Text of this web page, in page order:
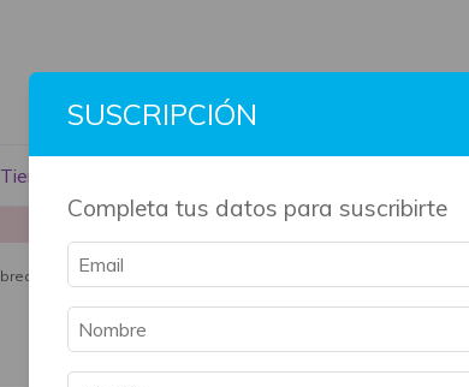
La mayoría de nuestros productos son
Tienda literaria
breadcrumbs.el-legado-hawthorne-herencia-en-juego-2-jennifer-
SUSCRIPCIÓN
Completa tus datos para suscribirte